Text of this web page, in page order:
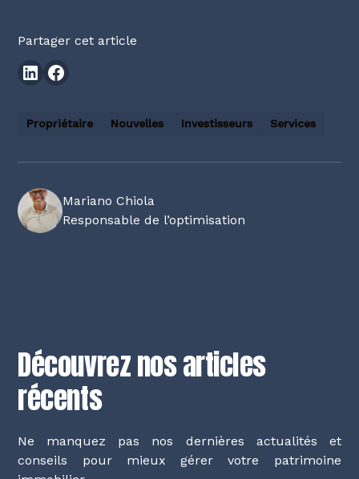
Partager cet article
Propriétaire Nouvelles Investisseurs Services
Mariano Chiola
Responsable de l’optimisation
Découvrez nos articles
récents
Ne manquez pas nos dernières actualités et
conseils pour mieux gérer votre patrimoine